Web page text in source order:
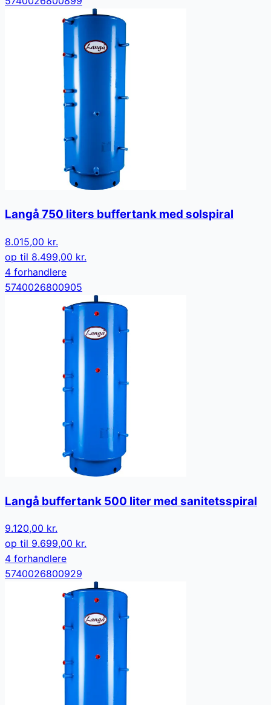
Langå 750 liters buffertank med solspiral
8.015,00 kr.
op til 8.499,00 kr.
4 forhandlere
5740026800905
Langå buffertank 500 liter med sanitetsspiral
9.120,00 kr.
op til 9.699,00 kr.
4 forhandlere
5740026800929